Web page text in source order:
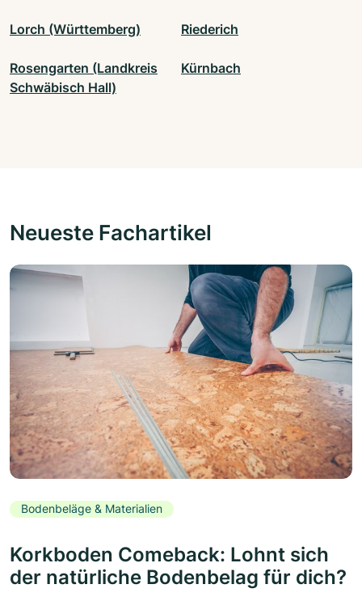
Lorch (Württemberg) Riederich
Rosengarten (Landkreis
Schwäbisch Hall)
Kürnbach
Neueste Fachartikel
Bodenbeläge & Materialien
Korkboden Comeback: Lohnt sich
der natürliche Bodenbelag für dich?